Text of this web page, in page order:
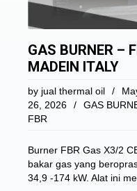
GAS BURNER –
MADEIN ITALY
by jual thermal oil /
26, 2026
/
GAS
FBR
Burner FBR Gas X3/2
bakar gas yang
34,9 -174 kW. Alat ini